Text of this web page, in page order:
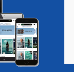
Vacatures